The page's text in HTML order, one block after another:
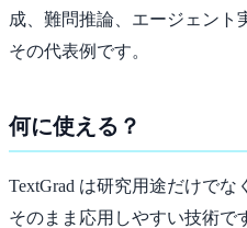
成、難問推論、エージェント
その代表例です。
何に使える？
TextGrad は研究用途だけで
そのまま応用しやすい技術で